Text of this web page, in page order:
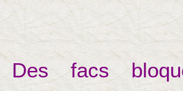
Des facs